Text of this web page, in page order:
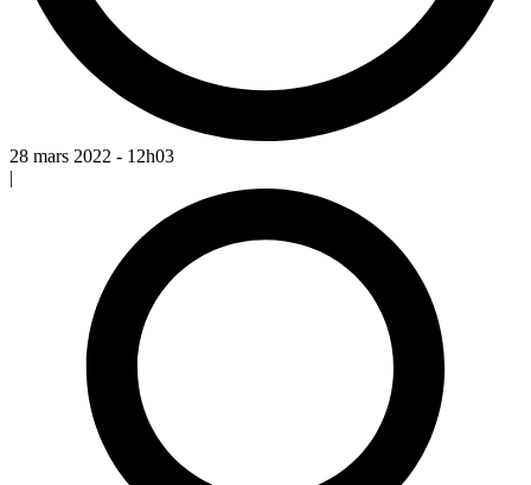
28 mars 2022 - 12h03
|